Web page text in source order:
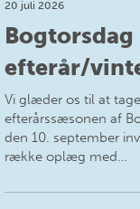
20 juli 2026
Bogtorsdag
efterår/
Vi glæder os til at
efterårssæsonen af
den 10. september
række oplæg med…